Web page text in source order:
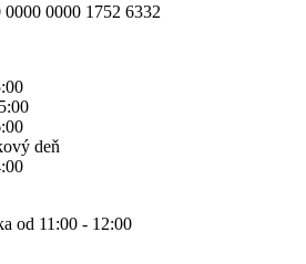
0000 1752 6332
deň
od 11:00 - 12:00